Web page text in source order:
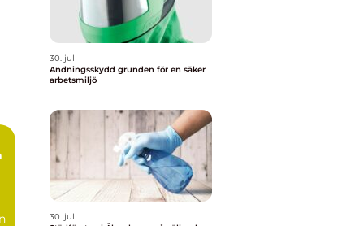
30. jul
Andningsskydd grunden för en säker
arbetsmiljö
30. jul